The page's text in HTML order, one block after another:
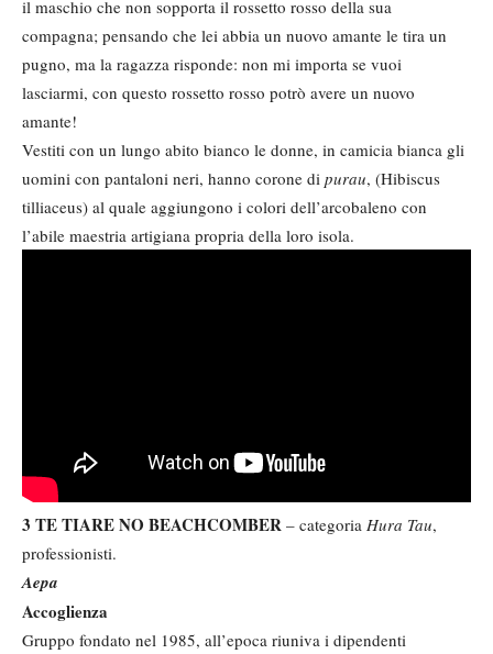
il maschio che non sopporta il rossetto rosso della sua
compagna; pensando che lei abbia un nuovo amante le tira un
pugno, ma la ragazza risponde: non mi importa se vuoi
lasciarmi, con questo rossetto rosso potrò avere un nuovo
amante!
Vestiti con un lungo abito bianco le donne, in camicia bianca gli
uomini con pantaloni neri, hanno corone di purau, (Hibiscus
tilliaceus) al quale aggiungono i colori dell’arcobaleno con
l’abile maestria artigiana propria della loro isola.
3 TE TIARE NO BEACHCOMBER – categoria Hura Tau,
professionisti.
Aepa
Accoglienza
Gruppo fondato nel 1985, all’epoca riuniva i dipendenti